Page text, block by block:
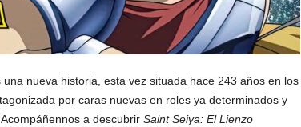
nueva historia, esta vez situada hace 243 años en los
por caras nuevas en roles ya determinados y
a descubrir Saint Seiya: El Lienzo